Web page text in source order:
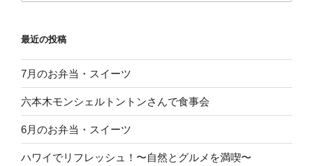
最近の投稿
7月のお弁当・スイーツ
六本木モンシェルトントンさんで食事会
6月のお弁当・スイーツ
ハワイでリフレッシュ！〜自然とグルメを満喫〜